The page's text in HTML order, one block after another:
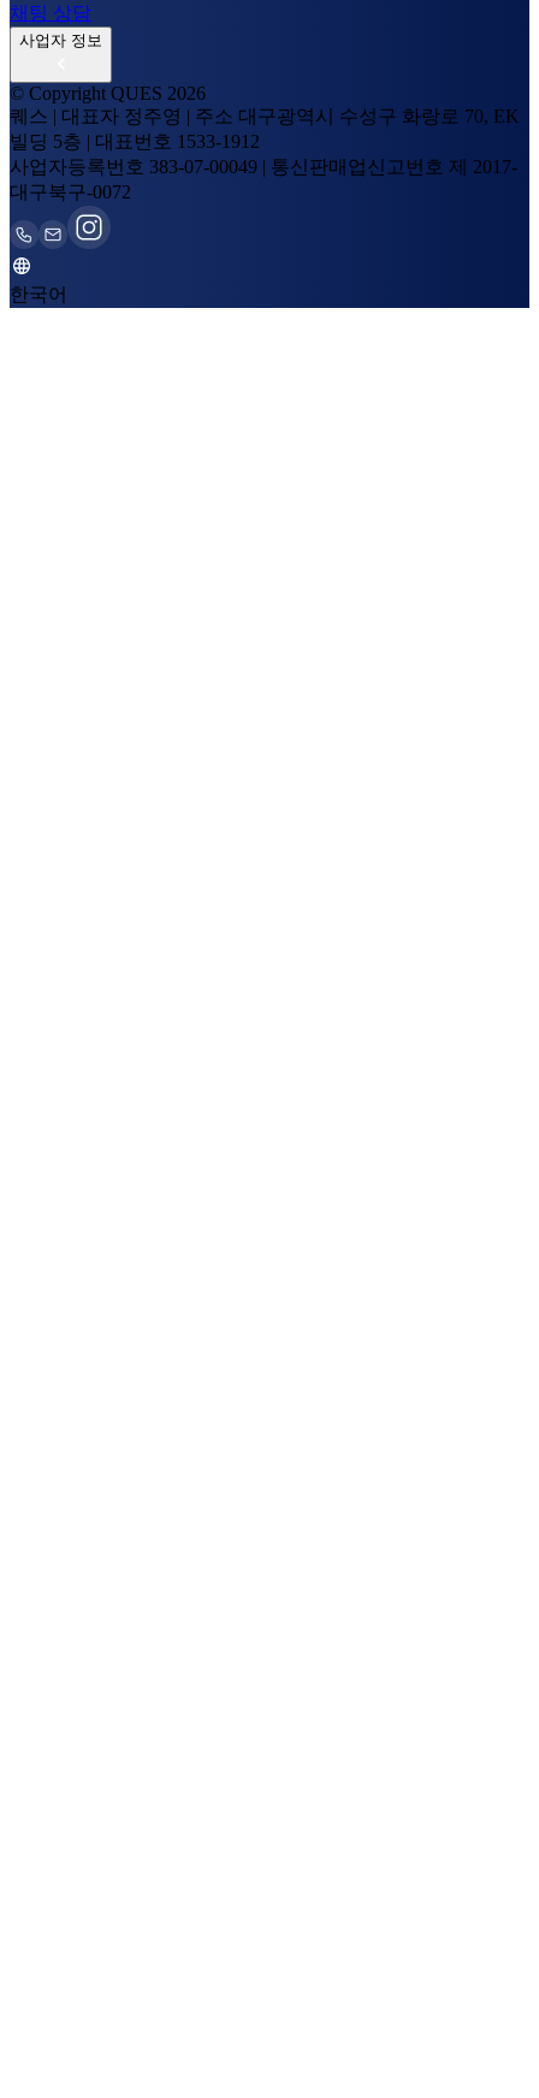
채팅 상담
사업자 정보
© Copyright QUES 2026
퀘스 | 대표자 정주영 | 주소 대구광역시 수성구 화랑로 70, EK
빌딩 5층 | 대표번호 1533-1912
사업자등록번호 383-07-00049 | 통신판매업신고번호 제 2017-
대구북구-0072
한국어